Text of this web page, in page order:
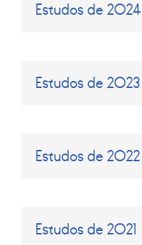
Estudos de 2024
Estudos de 2023
Estudos de 2022
Estudos de 2021